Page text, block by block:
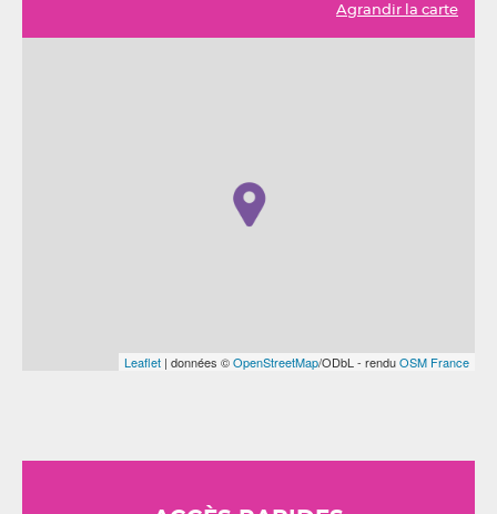
Agrandir la carte
Leaflet | données ©OpenStreetMap/ODbL - renduOSM France